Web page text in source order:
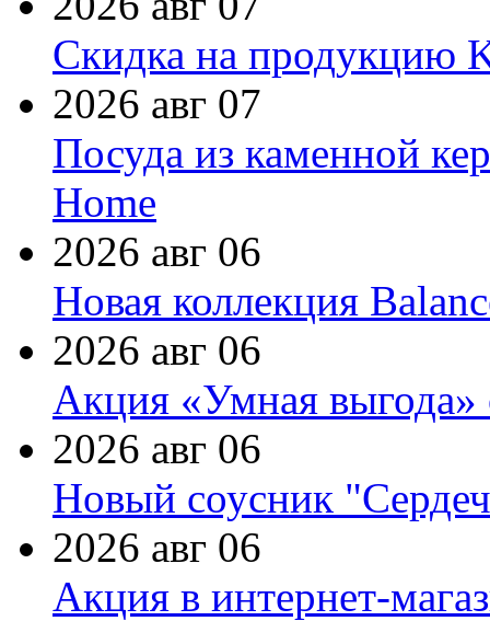
Скидка на продукцию
2026 авг 07
Посуда из каменной
Home
2026 авг 06
Новая коллекция
2026 авг 06
Акция «Умная выгода»
2026 авг 06
Новый соусник
2026 авг 06
Акция в интернет-